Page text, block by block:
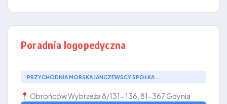
Poradnia logopedyczna
PRZYCHODNIA MORSKA JANCZEWSCY SPÓŁKA ...
Obrońców Wybrzeża 8/131- 136, 81-367 Gdynia